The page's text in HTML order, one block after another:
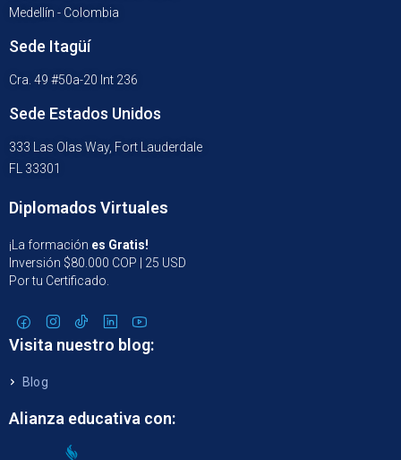
Medellín - Colombia
Sede Itagüí
Cra. 49 #50a-20 Int 236
Sede Estados Unidos
333 Las Olas Way, Fort Lauderdale
FL 33301
Diplomados Virtuales
¡La formación es Gratis!
Inversión $80.000 COP | 25 USD
Por tu Certificado.
Visita nuestro blog:
Blog
Alianza educativa con: